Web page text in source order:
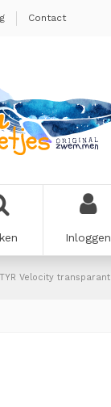
Contact
Inloggen
TYR Velocity transparant